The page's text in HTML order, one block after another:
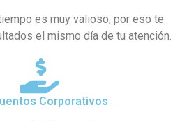
es muy valioso, por eso te
el mismo día de tu atención.
Corporativos